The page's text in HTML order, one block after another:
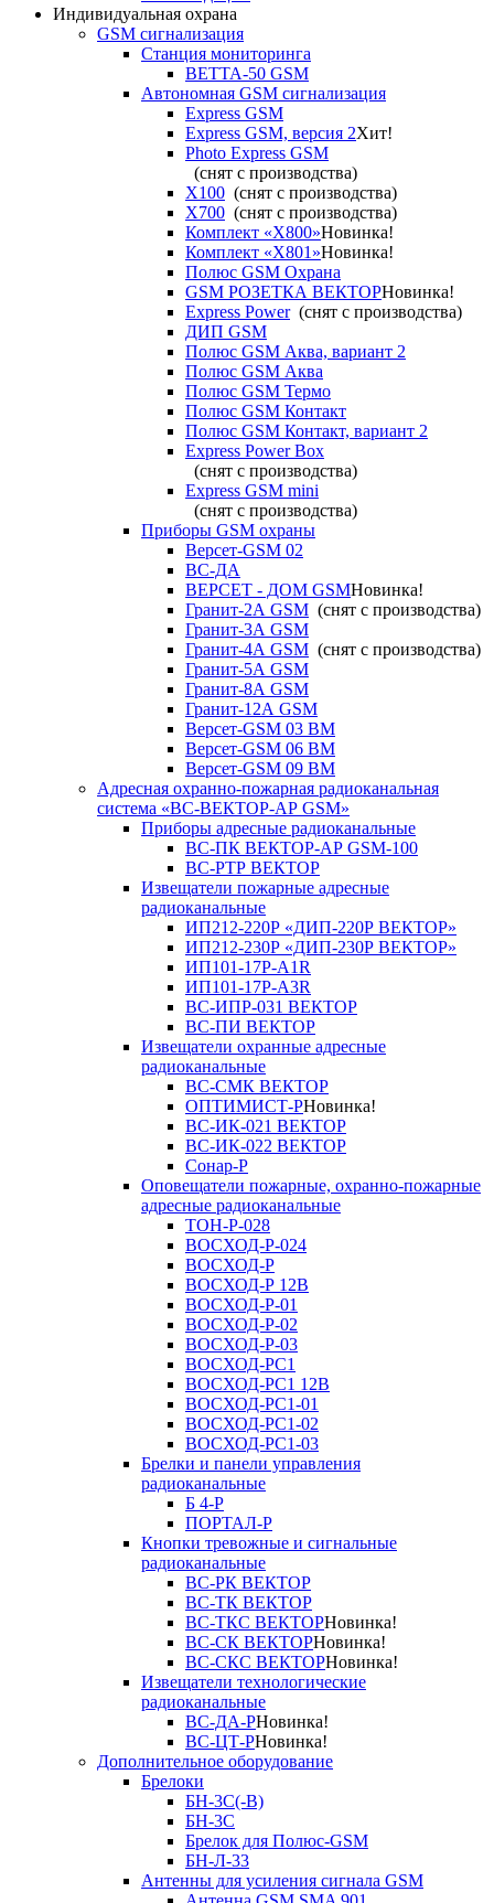
Индивидуальная охрана
GSM сигнализация
Станция мониторинга
ВЕТТА-50 GSM
Автономная GSM сигнализация
Express GSM
Express GSM, версия 2Хит!
Photo Express GSM
(снят с производства)
X100 (снят с производства)
X700 (снят с производства)
Комплект «X800»Новинка!
Комплект «X801»Новинка!
Полюс GSM Охрана
GSM РОЗЕТКА ВЕКТОРНовинка!
Express Power(снят с производства)
ДИП GSM
Полюс GSM Аква, вариант 2
Полюс GSM Аква
Полюс GSM Термо
Полюс GSM Контакт
Полюс GSM Контакт, вариант 2
Express Power Box
(снят с производства)
Express GSM mini
(снят с производства)
Приборы GSM охраны
Версет-GSM 02
ВС-ДА
ВЕРСЕТ - ДОМ GSMНовинка!
Гранит-2А GSM (снят с производства)
Гранит-3А GSM
Гранит-4А GSM (снят с производства)
Гранит-5А GSM
Гранит-8А GSM
Гранит-12А GSM
Версет-GSM 03 ВМ
Версет-GSM 06 ВМ
Версет-GSM 09 ВМ
Адресная охранно-пожарная радиоканальная
система «ВС-ВЕКТОР-АР GSM»
Приборы адресные радиоканальные
ВС-ПК ВЕКТОР-АР GSM-100
ВС-РТР ВЕКТОР
Извещатели пожарные адресные
радиоканальные
ИП212-220Р «ДИП-220Р ВЕКТОР»
ИП212-230Р «ДИП-230Р ВЕКТОР»
ИП101-17Р-A1R
ИП101-17Р-A3R
ВС-ИПР-031 ВЕКТОР
ВС-ПИ ВЕКТОР
Извещатели охранные адресные
радиоканальные
ВС-СМК ВЕКТОР
ОПТИМИСТ-РНовинка!
ВС-ИК-021 ВЕКТОР
ВС-ИК-022 ВЕКТОР
Сонар-Р
Оповещатели пожарные, охранно-пожарные
адресные радиоканальные
ТОН-Р-028
ВОСХОД-Р-024
ВОСХОД-Р
ВОСХОД-Р 12В
ВОСХОД-Р-01
ВОСХОД-Р-02
ВОСХОД-Р-03
ВОСХОД-РС1
ВОСХОД-РС1 12В
ВОСХОД-РС1-01
ВОСХОД-РС1-02
ВОСХОД-РС1-03
Брелки и панели управления
радиоканальные
Б 4-Р
ПОРТАЛ-Р
Кнопки тревожные и сигнальные
радиоканальные
ВС-РК ВЕКТОР
ВС-ТК ВЕКТОР
ВС-ТКС ВЕКТОРНовинка!
ВС-СК ВЕКТОРНовинка!
ВС-СКС ВЕКТОРНовинка!
Извещатели технологические
радиоканальные
ВС-ДА-РНовинка!
ВС-ЦТ-РНовинка!
Дополнительное оборудование
Брелоки
БН-3С(-В)
БН-3С
Брелок для Полюс-GSM
БН-Л-33
Антенны для усиления сигнала GSM